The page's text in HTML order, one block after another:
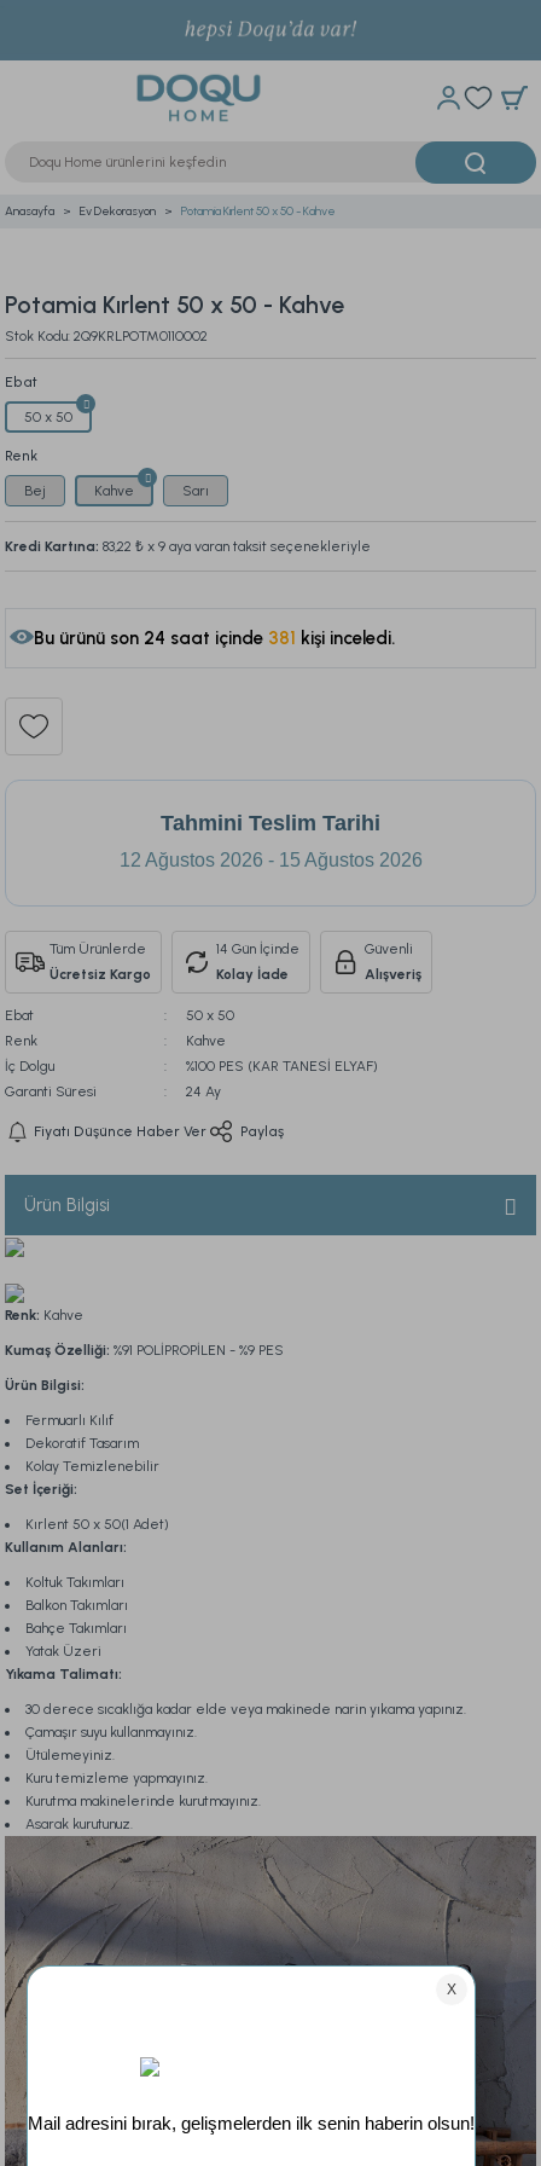
Anasayfa Ev Dekorasyon Potamia Kırlent 50 x 50 - Kahve
Potamia Kırlent 50 x 50 - Kahve
Stok Kodu: 2Q9KRLPOTM0110002
Ebat
50 x 50
Renk
Bej Kahve Sarı
Kredi Kartına: 83,22 ₺ x 9 aya varan taksit seçenekleriyle
Tahmini Teslim Tarihi
12 Ağustos 2026 - 15 Ağustos 2026
Tüm Ürünlerde
Ücretsiz Kargo
14 Gün İçinde
Kolay İade
Güvenli
Alışveriş
Ebat
50 x 50
Renk
Kahve
İç Dolgu
%100 PES (KAR TANESİ ELYAF)
Garanti Süresi
24 Ay
Fiyatı Düşünce Haber Ver Paylaş
Ürün Bilgisi
Renk: Kahve
Kumaş Özelliği: %91 POLİPROPİLEN - %9 PES
Ürün Bilgisi:
Fermuarlı Kılıf
Dekoratif Tasarım
Kolay Temizlenebilir
Set İçeriği:
Kırlent 50 x 50(1 Adet)
Kullanım Alanları:
Koltuk Takımları
Balkon Takımları
Bahçe Takımları
Yatak Üzeri
Yıkama Talimatı:
30 derece sıcaklığa kadar elde veya makinede narin yıkama yapınız.
Çamaşır suyu kullanmayınız.
Ütülemeyiniz.
Kuru temizleme yapmayınız.
Kurutma makinelerinde kurutmayınız.
Asarak kurutunuz.